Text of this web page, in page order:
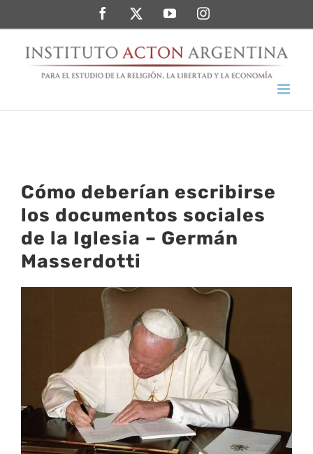
al
contenido
FacebookTwitterYouTubeInstagram
Cómo deberían escribirse
los documentos sociales
de la Iglesia – Germán
Masserdotti